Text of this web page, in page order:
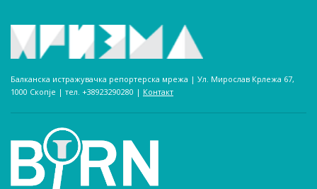
Балканска истражувачка репортерска мрежа | Ул. Мирослав Крлежа 67,
1000 Скопје | тел. +38923290280­ | Контакт